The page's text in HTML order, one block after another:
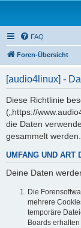
FAQ
Foren-Übersicht
[audio4linux] -
Diese Richtlinie
(„https://
die Daten
gesammelt werden.
UMFANG UND ART
Deine Daten
Die
mehrere
temporäre
Boards